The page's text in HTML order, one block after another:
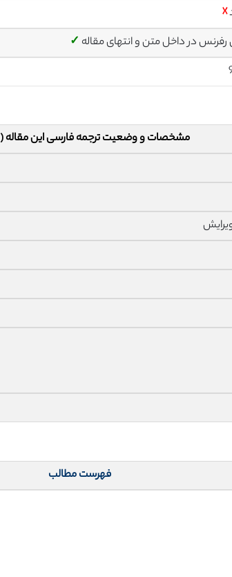
☓
رفرنس در داخل متن و انتهای مقاله ✓
مشخصات و وضعیت ترجمه فارسی این مقاله (Word)
فهرست مطالب